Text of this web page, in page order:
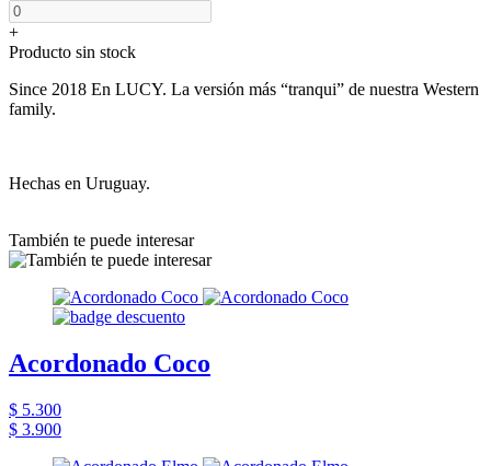
+
Producto sin stock
Since 2018 En LUCY. La versión más “tranqui” de nuestra Western
family.
Hechas en Uruguay.
También te puede interesar
Acordonado Coco
$ 5.300
$ 3.900